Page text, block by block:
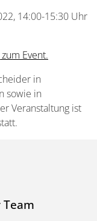
14:00-15:30 Uhr
Event.
in
sowie in
Veranstaltung ist